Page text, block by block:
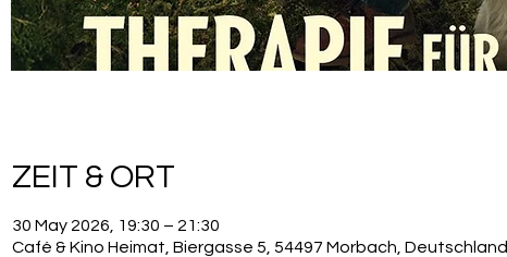
ZEIT & ORT
30 May 2026, 19:30 – 21:30
Café & Kino Heimat, Biergasse 5, 54497 Morbach, Deutschland